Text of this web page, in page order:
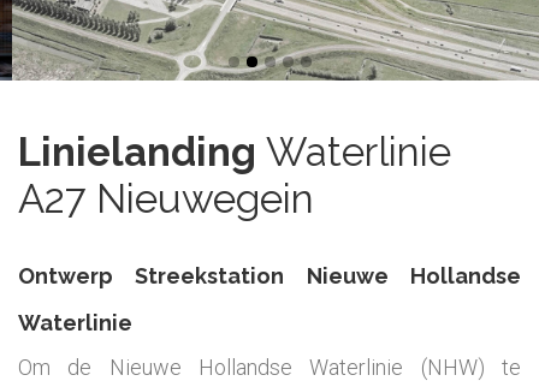
Linielanding Waterlinie
A27 Nieuwegein
Ontwerp Streekstation Nieuwe Hollandse
Waterlinie
Om de Nieuwe Hollandse Waterlinie (NHW) te